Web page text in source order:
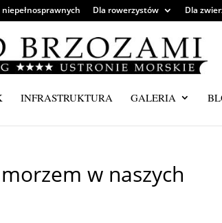
niepełnosprawnych Dla rowerzystów Dla
INFRASTRUKTURA GALERIA
w naszych